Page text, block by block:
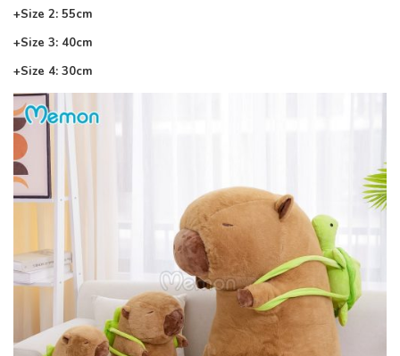
+Size 2: 55cm
+Size 3: 40cm
+Size 4: 30cm